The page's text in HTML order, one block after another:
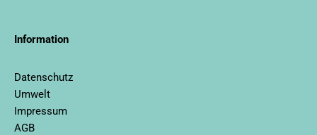
Information
Datenschutz
Umwelt
Impressum
AGB